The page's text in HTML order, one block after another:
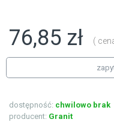
76,85 zł (
dostępność: chwilowo brak
producent: Granit